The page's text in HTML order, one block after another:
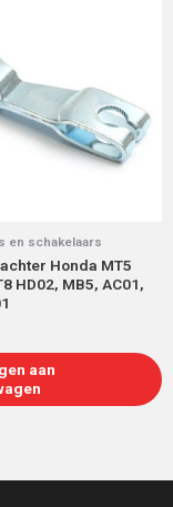
en schakelaars
Honda MT5
HD02, MB5, AC01,
aan